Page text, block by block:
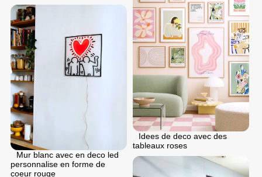
Idees de deco avec des
tableaux roses
Mur blanc avec en deco led
personnalise en forme de
coeur rouge